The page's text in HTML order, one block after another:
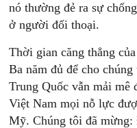
nó thường đẻ ra sự
ở người đối thoại.
Thời gian căng thẳng
Ba năm đủ để cho
Trung Quốc vẫn mải mê
Việt Nam mọi nỗ lực
Mỹ. Chúng tôi đã